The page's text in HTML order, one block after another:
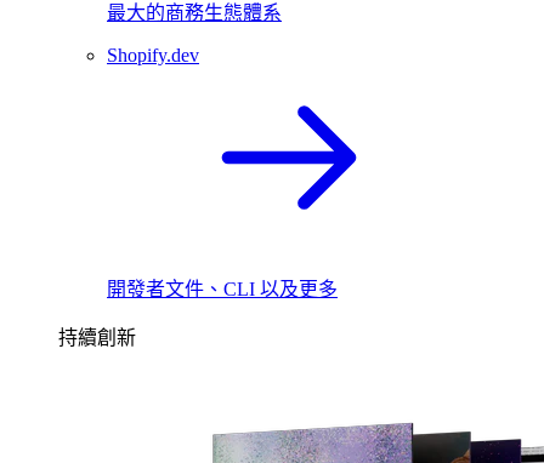
最大的商務生態體系
Shopify.dev
開發者文件、CLI 以及更多
持續創新